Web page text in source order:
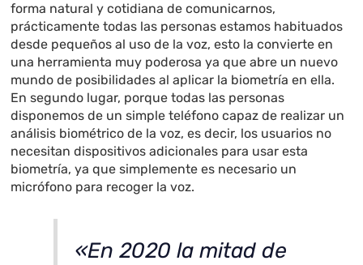
forma natural y cotidiana de comunicarnos,
prácticamente todas las personas estamos habituados
desde pequeños al uso de la voz, esto la convierte en
una herramienta muy poderosa ya que abre un nuevo
mundo de posibilidades al aplicar la biometría en ella.
En segundo lugar, porque todas las personas
disponemos de un simple teléfono capaz de realizar un
análisis biométrico de la voz, es decir, los usuarios no
necesitan dispositivos adicionales para usar esta
biometría, ya que simplemente es necesario un
micrófono para recoger la voz.
«En 2020 la mitad de